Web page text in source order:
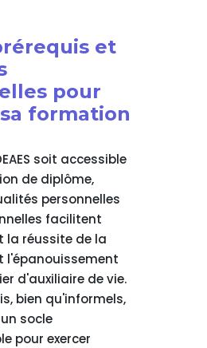
et
pour
formation
soit accessible
de diplôme,
personnelles
facilitent
la réussite de la
l'épanouissement
d'auxiliaire de vie.
bien qu'informels,
socle
pour exercer